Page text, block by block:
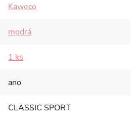
Kaweco
modrá
1 ks
ano
CLASSIC SPORT